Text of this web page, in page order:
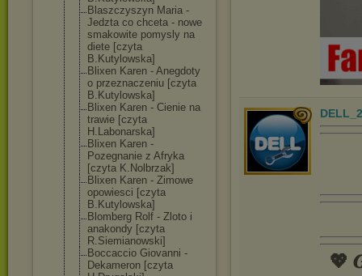
Blaszczyszyn Maria -
Jedzta co chceta - nowe
smakowite pomysly na
diete [czyta
B.Kutylowska]
Blixen Karen - Anegdoty
o przeznaczeniu [czyta
B.Kutylowska]
Blixen Karen - Cienie na
trawie [czyta
H.Labonarska]
Blixen Karen -
Pozegnanie z Afryka
[czyta K.Nolbrzak]
Blixen Karen - Zimowe
opowiesci [czyta
B.Kutylowska]
Blomberg Rolf - Zloto i
anakondy [czyta
R.Siemianowski]
Boccaccio Giovanni -
Dekameron [czyta
💖